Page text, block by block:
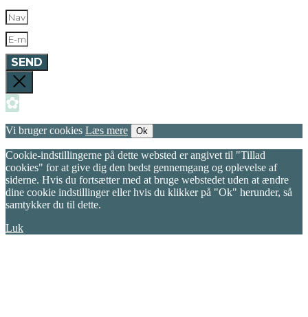
SEND
✿
Vi bruger cookies Læs mere Ok
Cookie-indstillingerne på dette websted er angivet til "Tillad
cookies" for at give dig den bedst gennemgang og oplevelse af
siderne. Hvis du fortsætter med at bruge webstedet uden at ændre
dine cookie indstillinger eller hvis du klikker på "Ok" herunder, så
samtykker du til dette.
Luk